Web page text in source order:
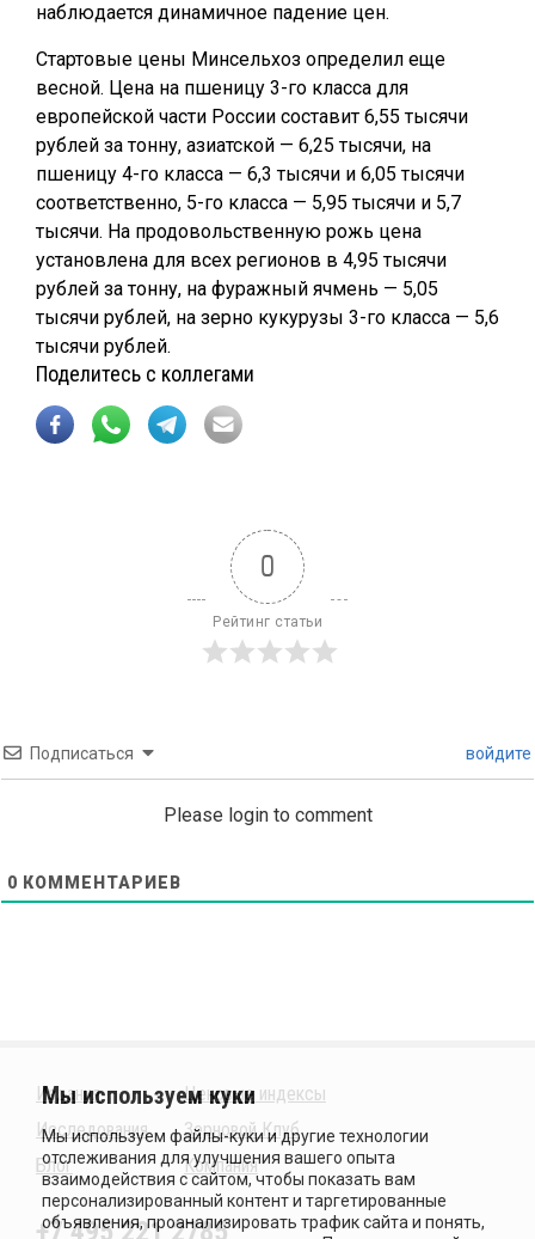
наблюдается динамичное падение цен.
Стартовые цены Минсельхоз определил еще
весной. Цена на пшеницу 3-го класса для
европейской части России составит 6,55 тысячи
рублей за тонну, азиатской — 6,25 тысячи, на
пшеницу 4-го класса — 6,3 тысячи и 6,05 тысячи
соответственно, 5-го класса — 5,95 тысячи и 5,7
тысячи. На продовольственную рожь цена
установлена для всех регионов в 4,95 тысячи
рублей за тонну, на фуражный ячмень — 5,05
тысячи рублей, на зерно кукурузы 3-го класса — 5,6
тысячи рублей.
Поделитесь с коллегами
0
Рейтинг статьи
Подписаться войдите
Please login to comment
0 КОММЕНТАРИЕВ
Издания
Исследования
Блог
Ценовые индексы
Зерновой Клуб
Компания
+7 495 221 2785